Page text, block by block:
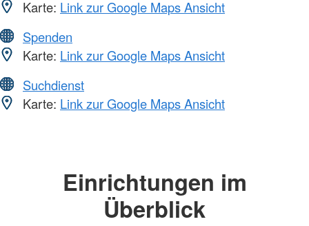
Karte: Link zur Google Maps Ansicht
Spenden
Karte: Link zur Google Maps Ansicht
Suchdienst
Karte: Link zur Google Maps Ansicht
Einrichtungen im
Überblick